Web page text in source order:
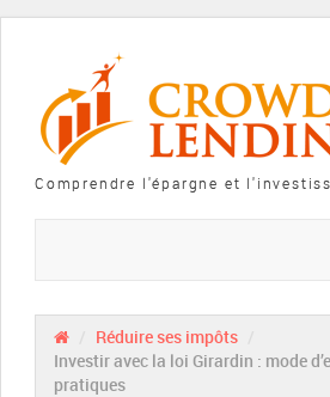
Comprendre l'épargne et
Réduire ses impôts
Investir avec la loi Girardin : mode
pratiques